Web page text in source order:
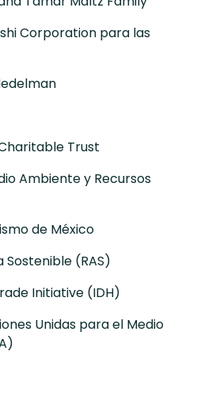
Corporation para las
Trust
Ambiente y Recursos
de México
Sostenible (RAS)
Initiative (IDH)
Unidas para el Medio